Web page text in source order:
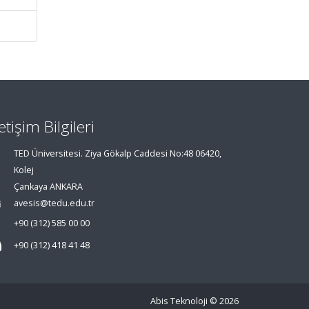
Bilgileri
TED Üniversitesi. Ziya Gökalp Caddesi No:48 06420,
Kolej
Çankaya ANKARA
avesis@tedu.edu.tr
+90 (312) 585 00 00
+90 (312) 418 41 48
Abis Teknoloji © 2026